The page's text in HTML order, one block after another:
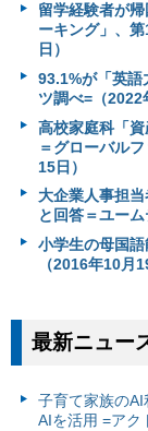
留学経験者が
ーキング」、
日）
93.1%が「英語
ツ調べ=（2022
高校家庭科「
＝グローバル
15日）
大企業人事担
と回答＝ユー
小学生の母国
（2016年10月
最新ニュー
子育て家族の
AIを活用 =アク